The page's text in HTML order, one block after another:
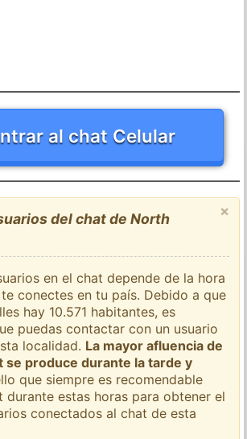
al chat Celular
×
del chat de North
en el chat depende de la hora
conectes en tu país. Debido a que
hay 10.571 habitantes, es
puedas contactar con un usuario
localidad. La mayor afluencia de
se produce durante la tarde y
que siempre es recomendable
durante estas horas para obtener el
conectados al chat de esta